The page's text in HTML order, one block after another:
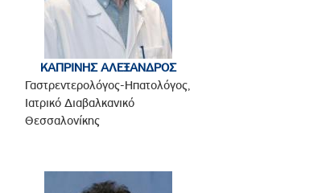
ΚΑΠΡΙΝΗΣ ΑΛΕΞΑΝΔΡΟΣ
Γαστρεντερολόγος-Ηπατολόγος,
Ιατρικό Διαβαλκανικό
Θεσσαλονίκης